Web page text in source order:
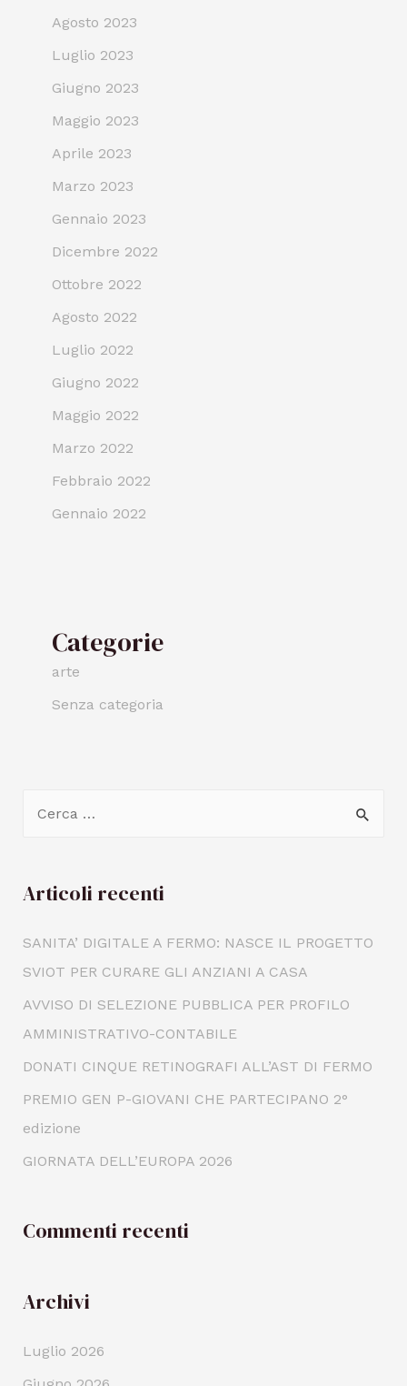
Agosto 2023
Luglio 2023
Giugno 2023
Maggio 2023
Aprile 2023
Marzo 2023
Gennaio 2023
Dicembre 2022
Ottobre 2022
Agosto 2022
Luglio 2022
Giugno 2022
Maggio 2022
Marzo 2022
Febbraio 2022
Gennaio 2022
Categorie
arte
Senza categoria
Articoli recenti
SANITA’ DIGITALE A FERMO: NASCE IL PROGETTO
SVIOT PER CURARE GLI ANZIANI A CASA
AVVISO DI SELEZIONE PUBBLICA PER PROFILO
AMMINISTRATIVO-CONTABILE
DONATI CINQUE RETINOGRAFI ALL’AST DI FERMO
PREMIO GEN P-GIOVANI CHE PARTECIPANO 2°
edizione
GIORNATA DELL’EUROPA 2026
Commenti recenti
Archivi
Luglio 2026